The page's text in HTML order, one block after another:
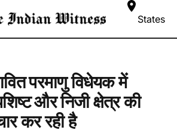
States
परमाणु विधेयक में
और निजी क्षेत्र की
कर रही है